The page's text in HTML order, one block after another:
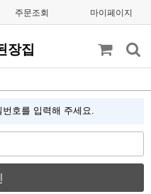
주문조회 마이페이지
장집
호를 입력해 주세요.